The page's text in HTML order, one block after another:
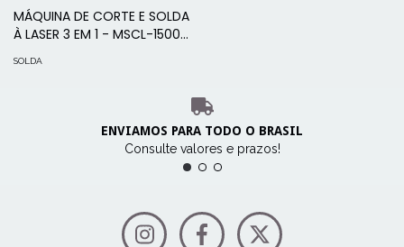
MÁQUINA DE CORTE E SOLDA
À LASER 3 EM 1 - MSCL-1500
SOLDA
ENVIAMOS PARA TODO O BRASIL
Consulte valores e prazos!